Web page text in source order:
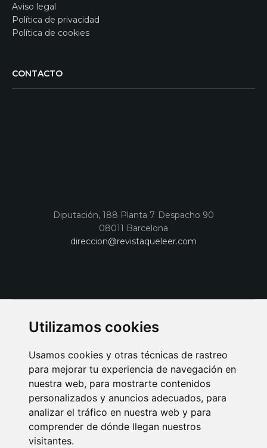
Utilizamos cookies
Usamos cookies y otras técnicas de rastreo
para mejorar tu experiencia de navegación en
nuestra web, para mostrarte contenidos
personalizados y anuncios adecuados, para
analizar el tráfico en nuestra web y para
comprender de dónde llegan nuestros
visitantes.
Aviso legal
Política de privacidad
Política de cookies
CONTACTO
Diputación, 188 Planta 7 Despacho 90
08011 Barcelona
direccion@revistaqueleer.com
AVISO LEGAL POLITICA DE COOKIES
POLITICA DE PRIVACIDAD
PUBLICIDAD EN LA REVISTA QUÉ LEER
SORTEO-PREESTRENOS
SUSCRIPCIONES